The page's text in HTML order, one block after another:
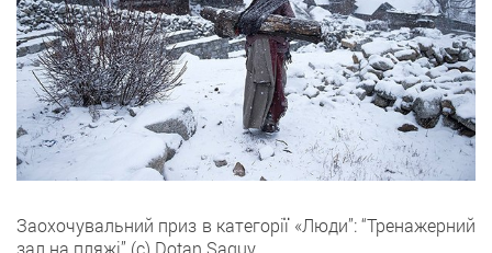
Заохочувальний приз в категорії «Люди”: “Тренажерний
зал на пляжі” (с) Dotan Saguy